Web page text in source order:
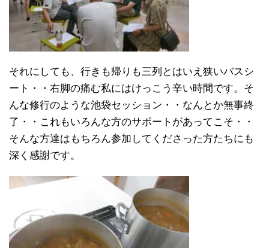
それにしても、行きも帰りも三列とはいえ狭いバスシ
ート・・右脚の痛む私にはけっこう辛い時間です。そ
んな修行のような池袋セッション・・なんとか無事終
了・・これもいろんな方のサポートがあってこそ・・
そんな方達はもちろん参加してくださった方たちにも
深く感謝です。